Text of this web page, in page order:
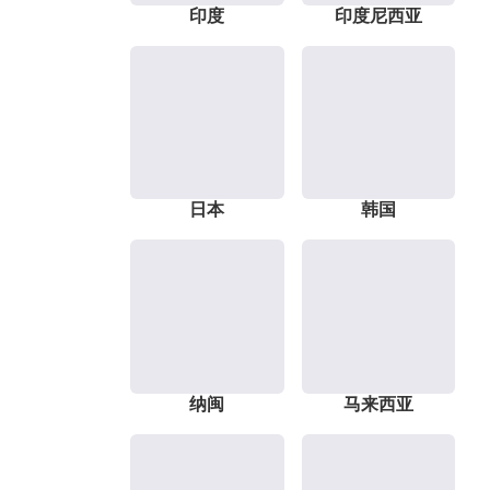
印度 印度尼西亚
日本 韩国
纳闽 马来西亚